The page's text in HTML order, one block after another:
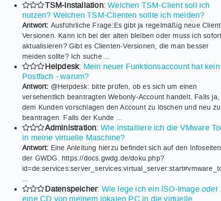
TSM-Installation:Welchen TSM-Client soll ich
nutzen? Welchen TSM-Clienten sollte ich meiden?
Antwort: Ausführliche Frage:Es gibt ja regelmäßig neue
Versionen. Kann ich bei der alten bleiben oder muss ich
aktualisieren? Gibt es Clienten-Versionen, die man besser
meiden sollte? Ich suche ...
Helpdesk: Mein neuer Funktionsaccount hat kein
Postfach - warum?
Antwort: @Helpdesk: bitte prüfen, ob es sich um einen
versehentlich beantragten Webonly-Account handelt. Falls ja,
dem Kunden vorschlagen den Account zu löschen und neu zu
beantragen. Falls der Kunde ...
Administration: Wie installiere ich die VMware
in meine virtuelle Maschine?
Antwort: Eine Anleitung hierzu befindet sich auf den Infoseiten
der GWDG. https://docs.gwdg.de/doku.php?
Datenspeicher: Wie lege ich ein ISO-Image oder
eine CD von meinem lokalen PC in die virtuelle